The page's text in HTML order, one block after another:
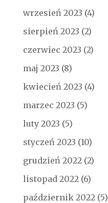
wrzesień 2023 (4)
sierpień 2023 (2)
czerwiec 2023 (2)
maj 2023 (8)
kwiecień 2023 (4)
marzec 2023 (5)
luty 2023 (5)
styczeń 2023 (10)
grudzień 2022(2)
listopad 2022(6)
październik 2022(5)